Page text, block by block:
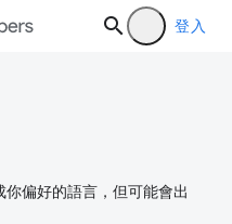
登入
偏好的語言，但可能會出